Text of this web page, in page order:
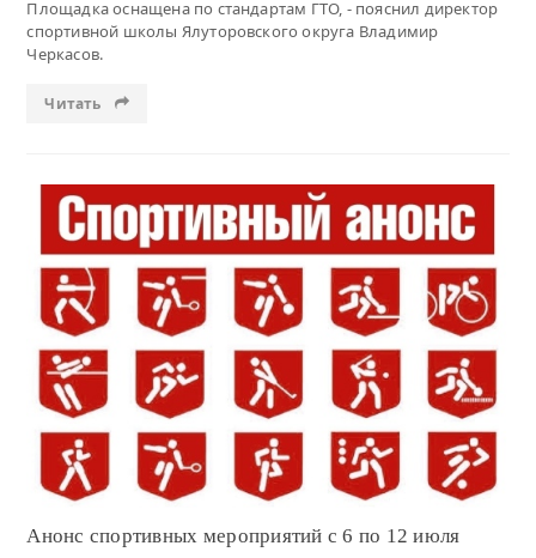
Площадка оснащена по стандартам ГТО, - пояснил директор
спортивной школы Ялуторовского округа Владимир
Черкасов.
Читать
Читать
Анонс спортивных мероприятий с 6 по 12 июля